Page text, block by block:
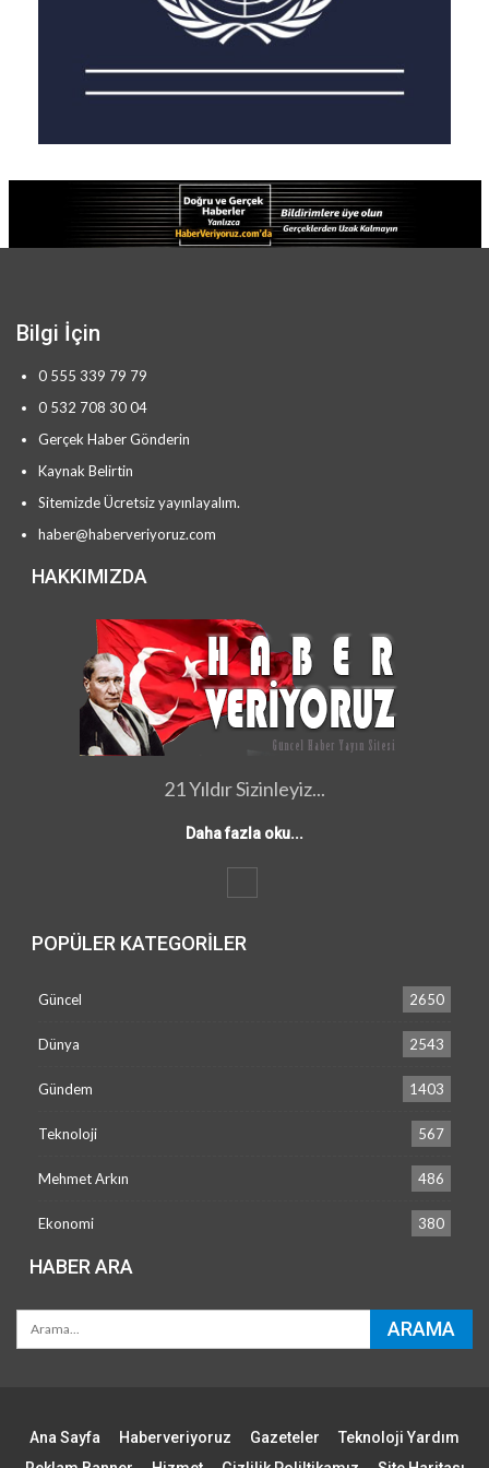
Bilgi İçin
0 555 339 79 79
0 532 708 30 04
Gerçek Haber Gönderin
Kaynak Belirtin
Sitemizde Ücretsiz yayınlayalım.
haber@haberveriyoruz.com
HAKKIMIZDA
21 Yıldır Sizinleyiz...
Daha fazla oku...
POPÜLER KATEGORILER
Güncel 2650
Dünya 2543
Gündem 1403
Teknoloji 567
Mehmet Arkın 486
Ekonomi 380
HABER ARA
Ana Sayfa Haberveriyoruz Gazeteler
Teknoloji Yardım